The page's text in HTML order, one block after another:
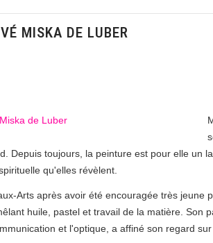
MISKA DE LUBER
Depuis toujours, la peinture est pour elle un
qu'elles révèlent.
Arts après avoir été encouragée très
huile, pastel et travail de la matière. Son
et l'optique, a affiné son regard